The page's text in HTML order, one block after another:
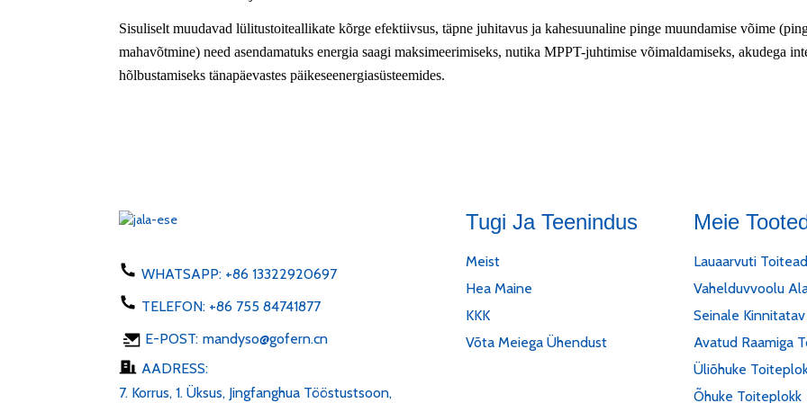
Sisuliselt muudavad lülitustoiteallikate kõrge efektiivsus, täpne juhitavus ja kahesuunaline pinge muundamise võime
mahavõtmine) need asendamatuks energia saagi maksimeerimiseks, nutika MPPT-juhtimise võimaldamiseks, akudega
hõlbustamiseks tänapäevastes päikeseenergiasüsteemides.
WHATSAPP: +86 13322920697
TELEFON: +86 755 84741877
E-POST: mandyso@gofern.cn
AADRESS:
7. Korrus, 1. Üksus, Jingfanghua Tööstustsoon,
Tugi Ja Teenindus
Meist
Hea Maine
KKK
Võta Meiega Ühendust
Meie
Lauaarvuti
Vahelduvvoolu
Seinale
Avatud Raamiga
Üliõhuke
Õhuke Toiteplokk